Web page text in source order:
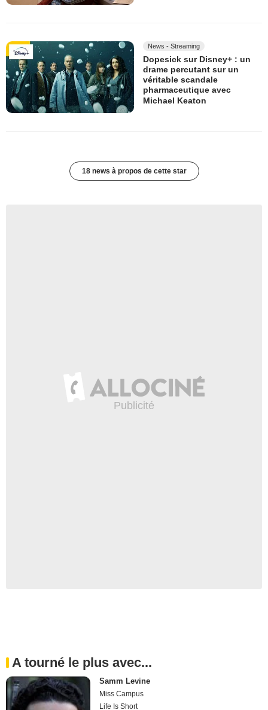
News - Streaming
Dopesick sur Disney+ : un
drame percutant sur un
véritable scandale
pharmaceutique avec
Michael Keaton
18 news à propos de cette star
A tourné le plus avec...
Samm Levine
Miss Campus
Life Is Short